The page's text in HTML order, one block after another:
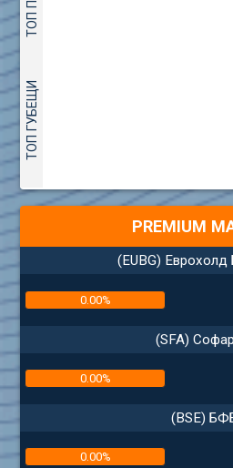
ТОП ГУБЕЩИ
PREMIUM
(EUBG) Еврохолд
0.00%
(SFA)
0.00%
(BSE)
0.00%